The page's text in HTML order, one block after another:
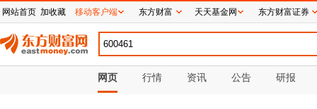
网页 行情 资讯 公告 研报
网站首页 加收藏 移动客户端 东方财富 天天基金网 东方财富证券